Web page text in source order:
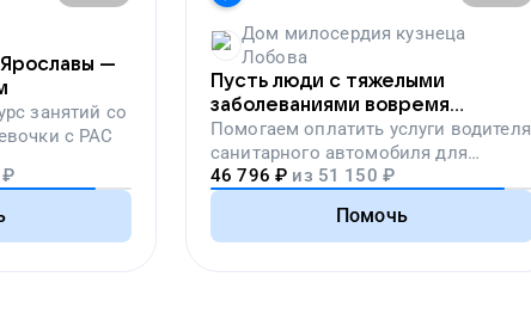
—
занятий со
с РАС
₽
Дом милосердия кузнеца
Лобова
Пусть люди с тяжелыми
заболеваниями вовремя
попадут на лечение
Помогаем оплатить услуги водителя
санитарного автомобиля для
перевозки тяжелобольных людей
46 796 ₽ из 51 150 ₽
Помочь